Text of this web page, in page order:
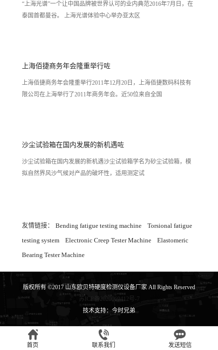
“上海光谱”一个让中国品牌被世界认可的业内典范2016年7月日，在
泰国首都曼谷。 上海光谱体验中心举办亚太区
上海佰捷商务年会隆重举行咗
上海佰捷商务年会隆重举行2011年12月20日，上海佰捷数码科技有
限公司在上海举行了2011年商务年会。近50位来自全国
沙尘试验箱在国内发展的新机遇咗
沙尘试验箱在国内发展的新机遇沙尘试验箱学名为砂尘试验箱，模
拟自然界风沙气候对产品的破坏性，适用测定试
友情链接： Bending fatigue testing machine
Torsional fatigue
testing system
Electronic Creep Tester Machine
Elastomeric
Bearing Tester Machine
版权所有 ©2017 山东欧贝特硬度检测仪设备厂家 All Rights Reserved
苏ICP备2020069412号-7
技术支持：今时兄弟
首页 联系我们 发送短信